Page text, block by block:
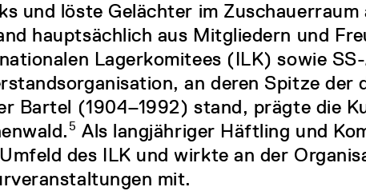
und löste Gelächter im Zuschauerraum
hauptsächlich aus Mitgliedern und
Lagerkomitees (ILK) sowie
an deren Spitze der
Bartel (1904–1992) stand, prägte die
5 Als langjähriger Häftling und
des ILK und wirkte an der
mit.